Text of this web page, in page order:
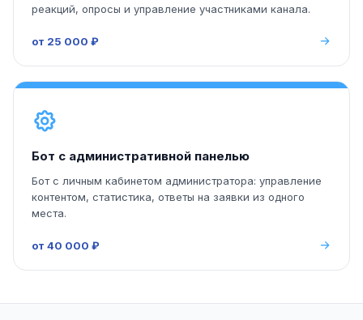
реакций, опросы и управление участниками канала.
от 25 000 ₽
Бот с административной панелью
Бот с личным кабинетом администратора: управление
контентом, статистика, ответы на заявки из одного
места.
от 40 000 ₽